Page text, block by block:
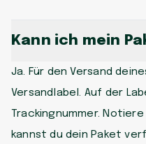
Gerät zustellen kannst.
Kann ich mein
Ja. Für den Versand
Versandlabel. Auf der
Trackingnummer.
kannst du dein Paket